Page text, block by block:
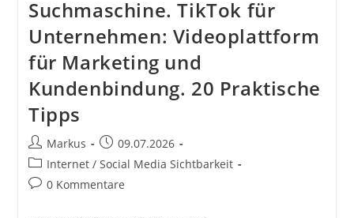
Suchmaschine. TikTok für
Unternehmen: Videoplattform
für Marketing und
Kundenbindung. 20 Praktische
Tipps
Beitrags-
Autor:
Markus
Beitrag
veröffentlicht:
09.07.2026
Beitrags-
Kategorie:
Internet / Social Media Sichtbarkeit
Beitrags-
0 Kommentare